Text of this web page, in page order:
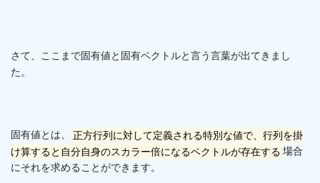
さて、ここまで固有値と固有ベクトルと言う言葉が出てきまし
た。
固有値とは、
正方行列に対して定義される特別な値で、行列を掛
け算すると自分自身のスカラー倍になるベクトルが存在する 場合
にそれを求めることができます。